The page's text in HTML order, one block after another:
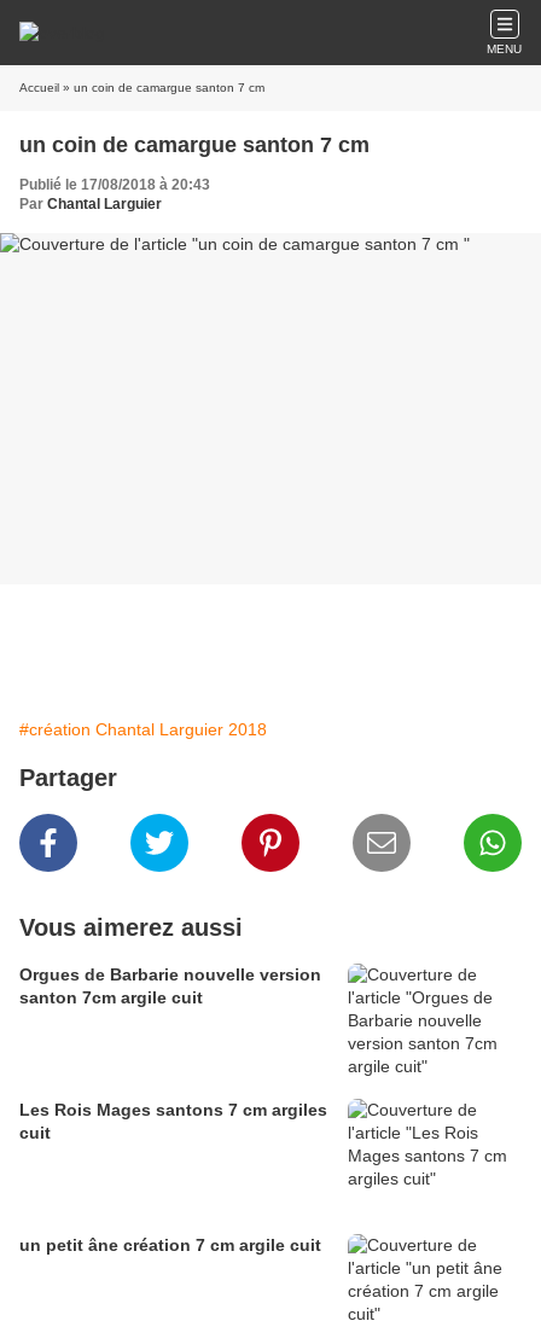
MENU
Accueil » un coin de camargue santon 7 cm
un coin de camargue santon 7 cm
Publié le 17/08/2018 à 20:43
Par Chantal Larguier
#création Chantal Larguier 2018
Partager
Vous aimerez aussi
Orgues de Barbarie nouvelle version
santon 7cm argile cuit
Les Rois Mages santons 7 cm argiles
cuit
un petit âne création 7 cm argile cuit